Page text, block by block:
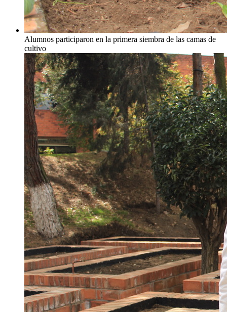
Alumnos participaron en la primera siembra de las camas de
cultivo